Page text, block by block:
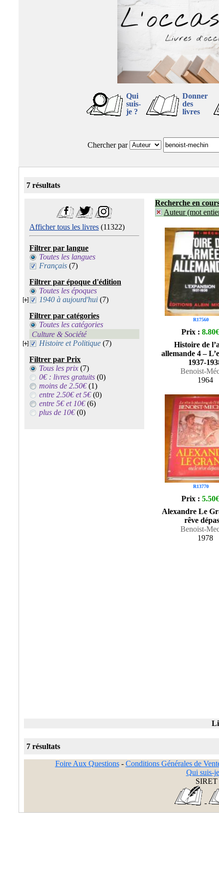
Qui
suis-
je ?
Donner
des
livres
Chercher par
7 résultats
Afficher tous les livres (11322)
Filtrer par langue
Toutes les langues
Français (7)
Filtrer par époque d'édition
Toutes les époques
1940 à aujourd'hui (7)
Filtrer par catégories
Toutes les catégories
Culture & Société
Histoire et Politique (7)
Filtrer par Prix
Tous les prix (7)
0€ : livres gratuits (0)
moins de 2.50€(1)
entre 2.50€ et 5€(0)
entre 5€ et 10€(6)
plus de 10€(0)
Recherche en
Auteur (mot
R17560
Prix : 8.80€
Histoire de
allemande 4 –
1937-
Benoist-
1964
R13770
Prix : 5.50€
Alexandre Le
rêve
Benoist-
1978
7 résultats
Foire Aux Questions- Conditions Générales de
Qui suis-
SIRET
-